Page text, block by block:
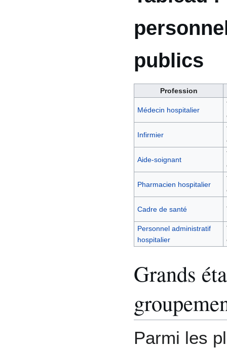
publics
Profession
Médecin hospitalier
Infirmier
Aide-soignant
Pharmacien hospitalier
Cadre de santé
Personnel administratif
hospitalier
Grands
Parmi les